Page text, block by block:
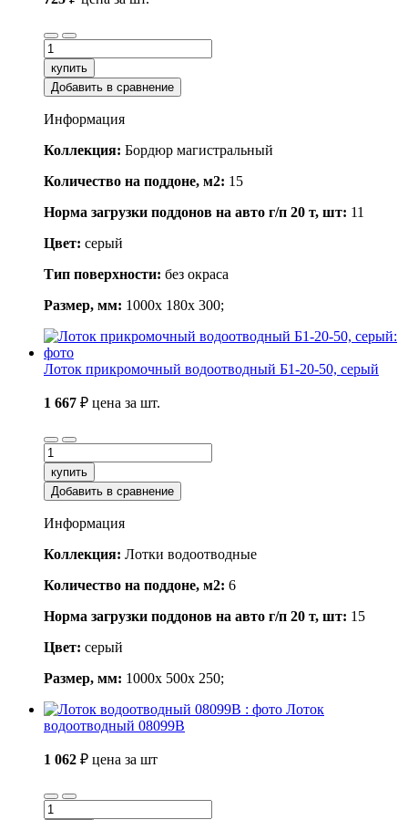
купить
Добавить в сравнение
Информация
Коллекция: Бордюр магистральный
Количество на поддоне, м2: 15
Норма загрузки поддонов на авто г/п 20 т, шт: 11
Цвет: серый
Тип поверхности: без окраса
Размер, мм: 1000x 180x 300;
Лоток прикромочный водоотводный Б1-20-50, серый
1 667 ₽ цена за шт.
купить
Добавить в сравнение
Информация
Коллекция: Лотки водоотводные
Количество на поддоне, м2: 6
Норма загрузки поддонов на авто г/п 20 т, шт: 15
Цвет: серый
Размер, мм: 1000x 500x 250;
Лоток
водоотводный 08099B
1 062 ₽ цена за шт